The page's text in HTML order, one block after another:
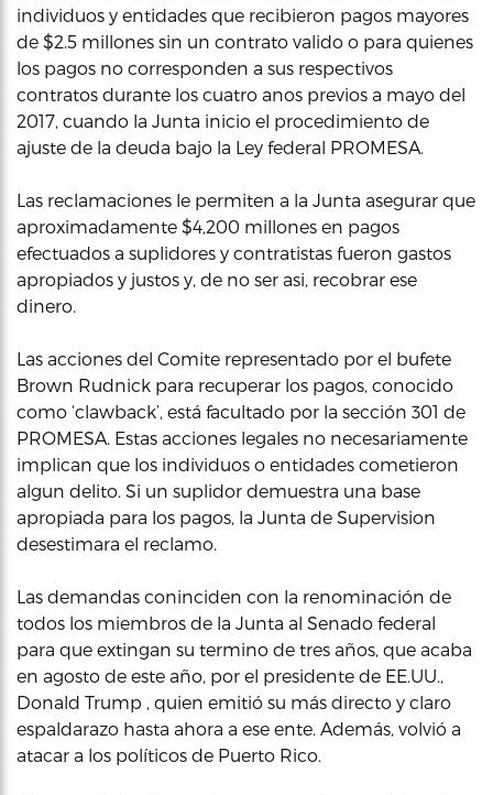
individuos y entidades que recibieron pagos mayores
de $2.5 millones sin un contrato valido o para quienes
los pagos no corresponden a sus respectivos
contratos durante los cuatro anos previos a mayo del
2017, cuando la Junta inicio el procedimiento de
ajuste de la deuda bajo la Ley federal PROMESA.
Las reclamaciones le permiten a la Junta asegurar que
aproximadamente $4,200 millones en pagos
efectuados a suplidores y contratistas fueron gastos
apropiados y justos y, de no ser asi, recobrar ese
dinero.
Las acciones del Comite representado por el bufete
Brown Rudnick para recuperar los pagos, conocido
como ‘clawback’, está facultado por la sección 301 de
PROMESA. Estas acciones legales no necesariamente
implican que los individuos o entidades cometieron
algun delito. Si un suplidor demuestra una base
apropiada para los pagos, la Junta de Supervision
desestimara el reclamo.
Las demandas coninciden con la renominación de
todos los miembros de la Junta al Senado federal
para que extingan su termino de tres años, que acaba
en agosto de este año, por el presidente de EE.UU.,
Donald Trump , quien emitió su más directo y claro
espaldarazo hasta ahora a ese ente. Además, volvió a
atacar a los políticos de Puerto Rico.